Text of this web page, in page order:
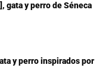
gata y perro de Séneca
y perro inspirados por